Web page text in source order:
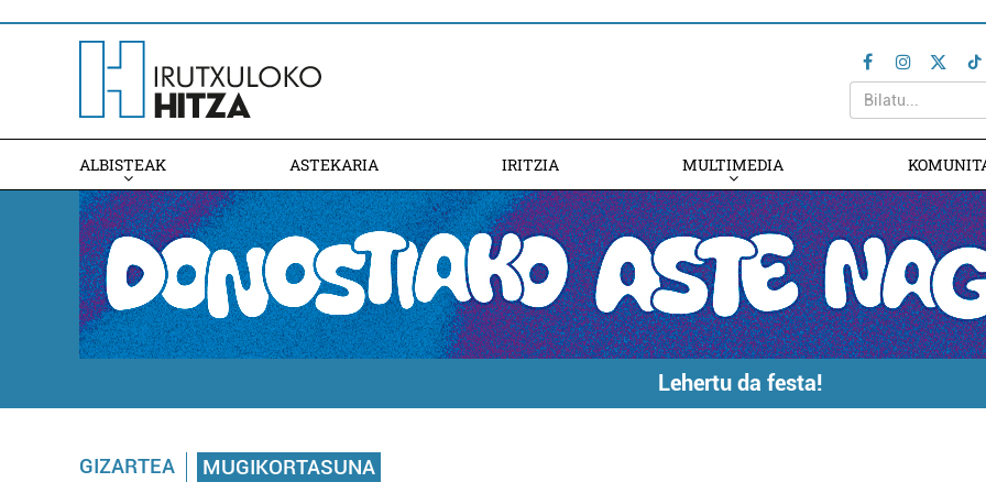
ALBISTEAK ASTEKARIA IRITZIA MULTIMEDIA
Lehertu da festa!
GIZARTEA MUGIKORTASUNA